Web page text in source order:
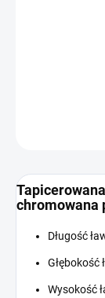
chromowana
Długość
Głębokość
Wysokość